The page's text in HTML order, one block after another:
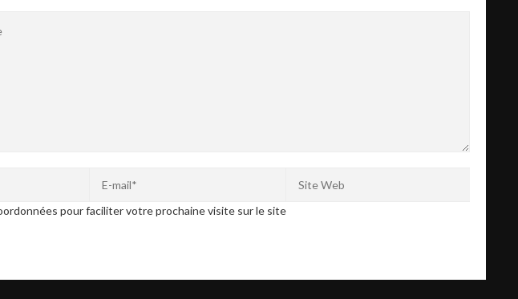
pour faciliter votre prochaine visite sur le site